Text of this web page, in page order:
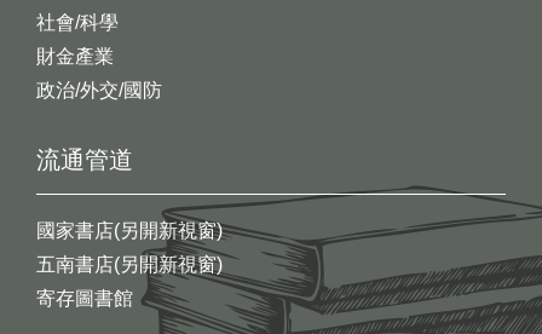
社會/科學
財金產業
政治/外交/國防
流通管道
國家書店(另開新視窗)
五南書店(另開新視窗)
寄存圖書館